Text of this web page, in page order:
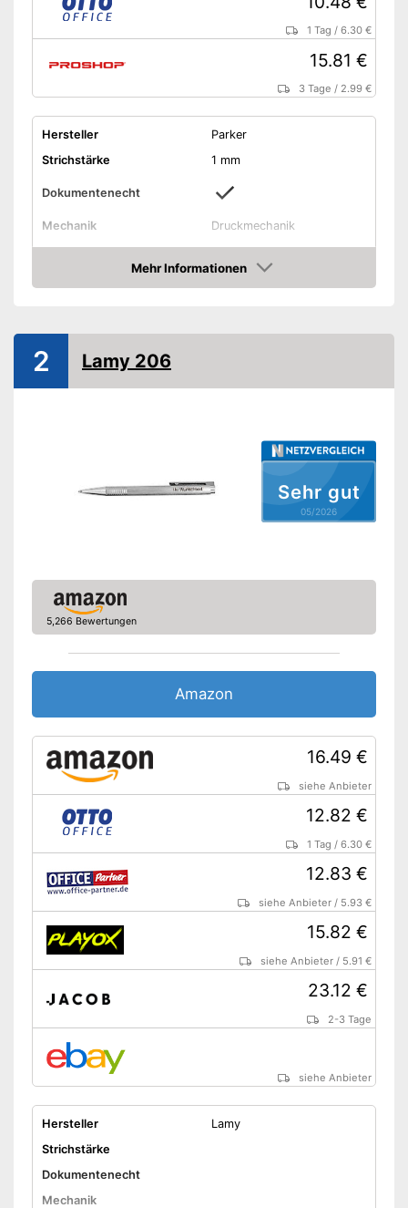
1 Tag /6.30 €
15.81 €
3 Tage / 2.99 €
Hersteller
Parker
Strichstärke
1 mm
Dokumentenecht
Mechanik
Druckmechanik
Material
Edelstahl
korrigierbare Tinte
Amazon Lieferzeit
Mehr Informationen
Amazon
Sehr gut
05/2026
2 Lamy 206
5,266 Bewertungen
Amazon
16.49 €
siehe Anbieter
12.82 €
1 Tag /6.30 €
12.83 €
siehe Anbieter / 5.93 €
15.82 €
siehe Anbieter / 5.91 €
23.12 €
2-3 Tage
siehe Anbieter
Hersteller
Lamy
Strichstärke
Dokumentenecht
Mechanik